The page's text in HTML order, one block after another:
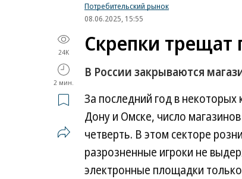
Потребительский рынок
08.06.2025, 15:55
24K
2 мин.
Скрепки
В России закрываются
За последний год в некоторых
Дону и Омске, число
четверть. В этом секторе
разрозненные игроки не
электронные площадки